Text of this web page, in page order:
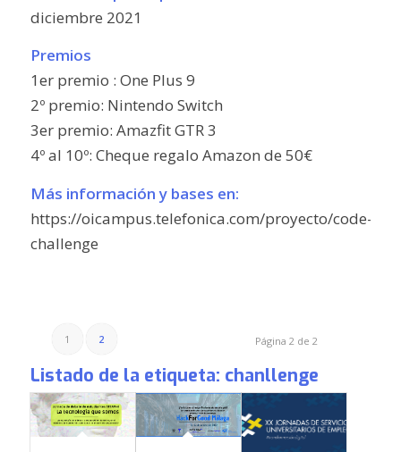
diciembre 2021
Premios
1er premio : One Plus 9
2º premio: Nintendo Switch
3er premio: Amazfit GTR 3
4º al 10º: Cheque regalo Amazon de 50€
Más información y bases en:
https://oicampus.telefonica.com/proyecto/code-
challenge
Página 2 de 2
1 2
Listado de la etiqueta: chanllenge